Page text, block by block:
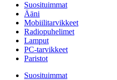
Suosituimmat
Ääni
Mobiilitarvikkeet
Radiopuhelimet
Lamput
PC-tarvikkeet
Paristot
Suosituimmat